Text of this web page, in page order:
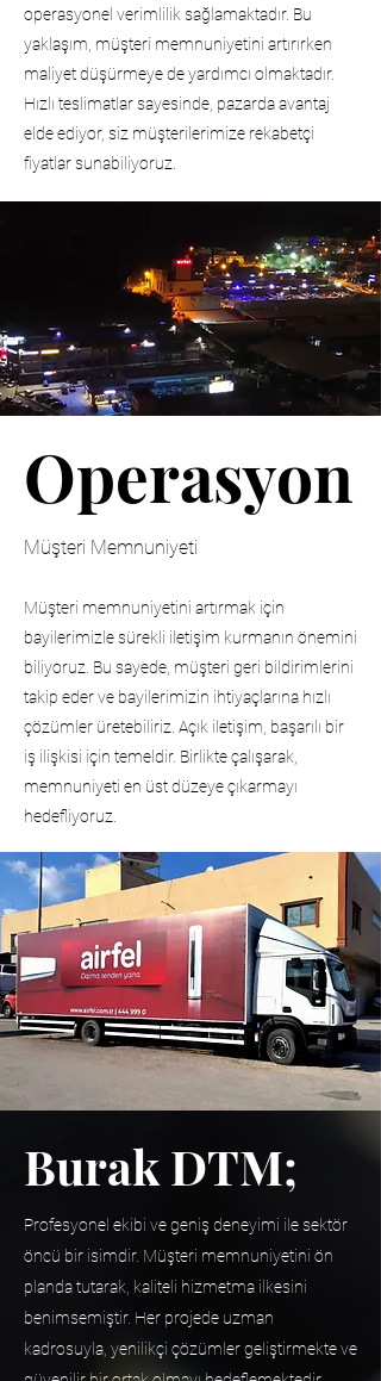
operasyonel verimlilik sağlamaktadır. Bu
yaklaşım, müşteri memnuniyetini artırırken
maliyet düşürmeye de yardımcı olmaktadır.
Hızlı teslimatlar sayesinde, pazarda avantaj
elde ediyor, siz müşterilerimize rekabetçi
fiyatlar sunabiliyoruz.
Operasyon
Müşteri Memnuniyeti
Müşteri memnuniyetini artırmak için
bayilerimizle sürekli iletişim kurmanın önemini
biliyoruz. Bu sayede, müşteri geri bildirimlerini
takip eder ve bayilerimizin ihtiyaçlarına hızlı
çözümler üretebiliriz. Açık iletişim, başarılı bir
iş ilişkisi için temeldir. Birlikte çalışarak,
memnuniyeti en üst düzeye çıkarmayı
hedefliyoruz.
Burak DTM;
Profesyonel ekibi ve geniş deneyimi ile sektör
öncü bir isimdir. Müşteri memnuniyetini ön
planda tutarak, kaliteli hizmetma ilkesini
benimsemiştir. Her projede uzman
kadrosuyla, yenilikçi çözümler geliştirmekte ve